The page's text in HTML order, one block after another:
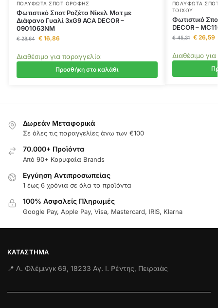
ΠΟΛΎΦΩΤΑ ΣΠΟΤ ΟΡΟΦΉΣ
Φωτιστικό Σποτ Ροζέτα Νίκελ Ματ με
Διάφανο Γυαλί 3xG9 ACA DECOR –
0901063NM
€28,64 €16,86
Διαθέσιμο για παραγγελία
Προσθήκη στο καλάθι
ΠΟΛΎΦΩΤΑ
ΤΟΊΧΟΥ
Φωτιστικό
DECOR –
€45,31 €26,59
Διαθέσιμο
Δωρεάν Μεταφορικά
Σε όλες τις παραγγελίες άνω των €100
70.000+ Προϊόντα
Από 90+ Κορυφαία Brands
Εγγύηση Aντιπροσωπείας
1 έως 6 χρόνια σε όλα τα προϊόντα
100% Ασφαλείς Πληρωμές
Google Pay, Apple Pay, Visa, Mastercard, IRIS, Klarna
ΚΑΤΆΣΤΗΜΑ
📍 Λ. Φλέμινγκ 69, 18233 Αγ. Ι. Ρέντης, Πειραιάς